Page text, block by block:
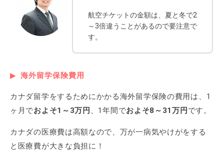
航空チケットの金額は、夏と冬で2
～3倍違うことがあるので要注意で
す。
海外留学保険費用
カナダ留学をするためにかかる海外留学保険の費用は、1
ヶ月でおよそ1～3万円 、1年間でおよそ8～31万円 です。
カナダの医療費は高額なので、万が一病気やけがをする
と医療費が大きな負担に！